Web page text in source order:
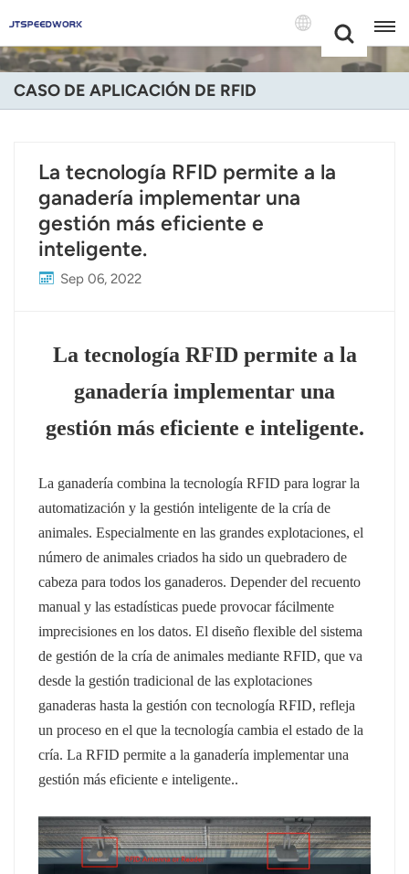
+86 -18681515767
English
Deutsch
Русский
Português
Nederland
عربي
日语
Türk
Ελληνικά
Polski
แบบไทย
norsk
CASO DE APLICACIÓN DE RFID
La tecnología RFID permite a la
ganadería implementar una
gestión más eficiente e
inteligente.
Sep 06, 2022
La tecnología RFID permite a la
ganadería implementar una
gestión más eficiente e inteligente.
La ganadería combina la tecnología RFID para lograr la
automatización y la gestión inteligente de la cría de
animales. Especialmente en las grandes explotaciones, el
número de animales criados ha sido un quebradero de
cabeza para todos los ganaderos. Depender del recuento
manual y las estadísticas puede provocar fácilmente
imprecisiones en los datos.El diseño flexible del sistema
de gestión de la cría de animales mediante RFID, que va
desde la gestión tradicional de las explotaciones
ganaderas hasta la gestión con tecnología RFID, refleja
un proceso en el que la tecnología cambia el estado de la
cría.La RFID permite a la ganadería implementar una
gestión más eficiente e inteligente..